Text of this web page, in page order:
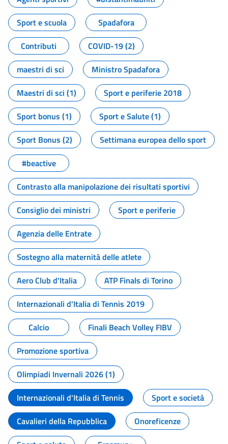
Sport e scuola
Spadafora
Contributi
COVID-19 (2)
maestri di sci
Ministro Spadafora
Maestri di sci (1)
Sport e periferie 2018
Sport bonus (1)
Sport e Salute (1)
Sport Bonus (2)
Settimana europea dello sport
#beactive
Contrasto alla manipolazione dei risultati sportivi
Consiglio dei ministri
Sport e periferie
Agenzia delle Entrate
Sostegno alla maternità delle atlete
Aero Club d'Italia
ATP Finals di Torino
Internazionali d'Italia di Tennis 2019
Calcio
Finali Beach Volley FIBV
Promozione sportiva
Olimpiadi Invernali 2026 (1)
Internazionali d'Italia di Tennis
Sport e società
Cavalieri della Repubblica
Onoreficenze